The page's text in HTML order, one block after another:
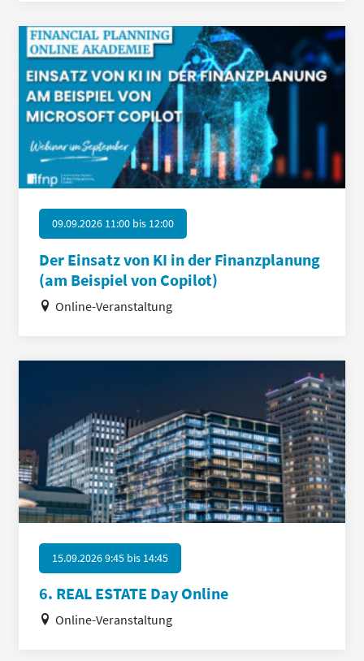
09.09.2026 11:00 bis 12:00
Der Einsatz von KI in der Finanzplanung
(am Beispiel von Copilot)
Online-Veranstaltung
15.09.2026 9:45 bis 14:45
6. REAL ESTATE Day Online
Online-Veranstaltung